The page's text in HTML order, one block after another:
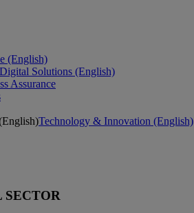
(English)
Digital Solutions (English)
Assurance
Technology & Innovation (English)
SECTOR